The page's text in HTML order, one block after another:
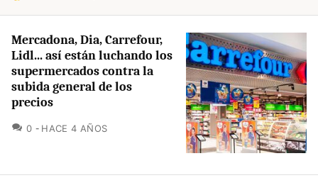
Mercadona, Dia, Carrefour,
Lidl... así están luchando los
supermercados contra la
subida general de los
precios
0 COMENTARIOS
HACE 4 AÑOS